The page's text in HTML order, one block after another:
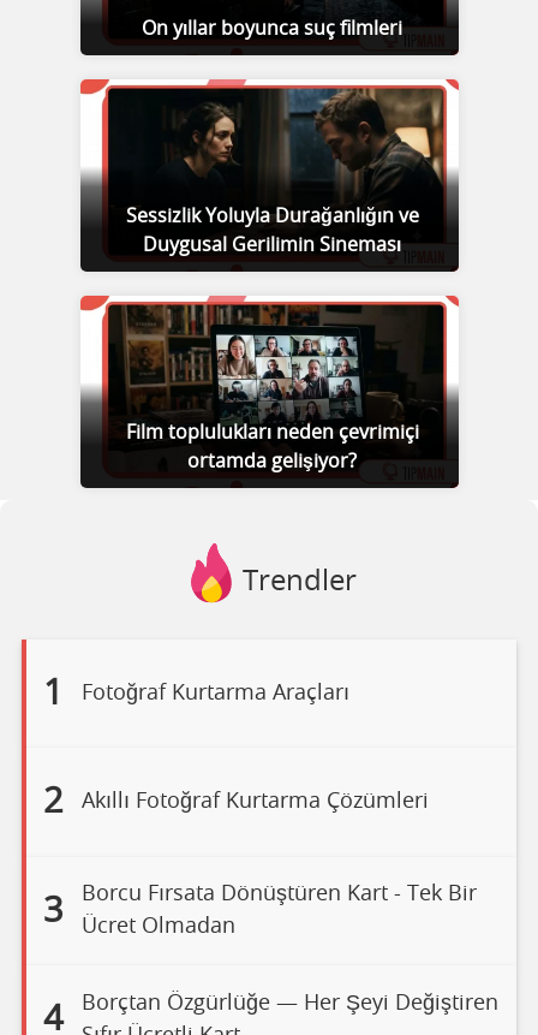
On yıllar boyunca suç filmleri
Sessizlik Yoluyla Durağanlığın ve
Duygusal Gerilimin Sineması
Film toplulukları neden çevrimiçi
ortamda gelişiyor?
Trendler
1 Fotoğraf Kurtarma Araçları
2 Akıllı Fotoğraf Kurtarma Çözümleri
3
Borcu Fırsata Dönüştüren Kart - Tek Bir
Ücret Olmadan
4
Borçtan Özgürlüğe — Her Şeyi Değiştiren